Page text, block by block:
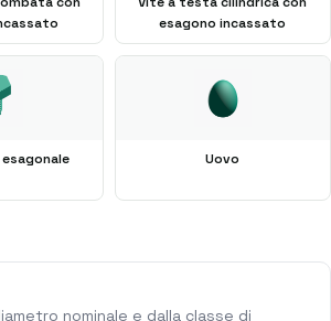
esagono incassato
Uovo
nominale e dalla classe di